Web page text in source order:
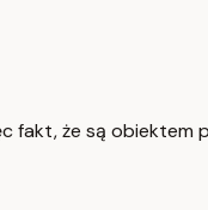
fakt, że są obiektem